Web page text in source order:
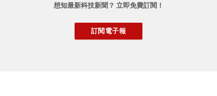
想知最新科技新聞？ 立即免費訂閱！